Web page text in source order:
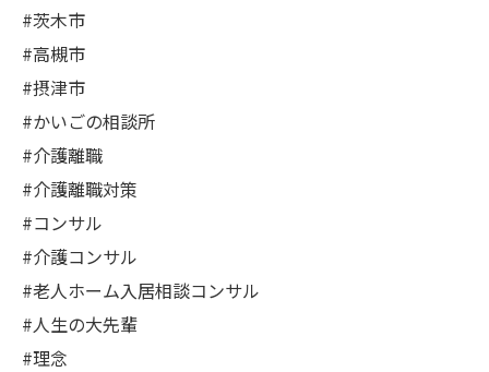
#茨木市
#高槻市
#摂津市
#かいごの相談所
#介護離職
#介護離職対策
#コンサル
#介護コンサル
#老人ホーム入居相談コンサル
#人生の大先輩
#理念